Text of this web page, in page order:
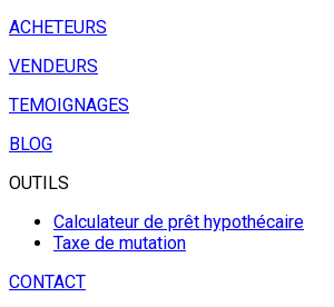
ACHETEURS
VENDEURS
TEMOIGNAGES
BLOG
OUTILS
Calculateur de prêt hypothécaire
Taxe de mutation
CONTACT